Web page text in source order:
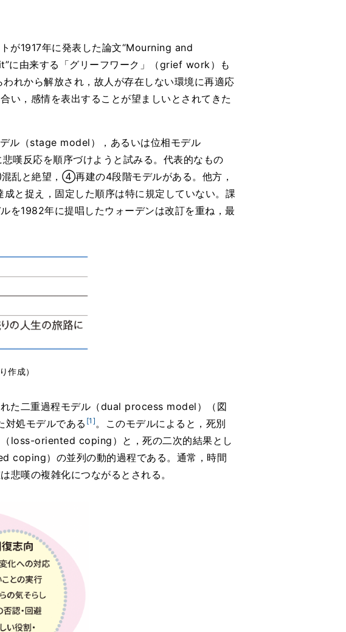
が1917年に発表した論文“Mourning and
に由来する「グリーフワーク」（grief work）も
れから解放され，故人が存在しない環境に再適応
い，感情を表出することが望ましいとされてきた
ル（stage model），あるいは位相モデル
嘆反応を順序づけようと試みる。代表的なもの
と絶望，④再建の4段階モデルがある。他方，
と捉え，固定した順序は特に規定していない。課
を1982年に提唱したウォーデンは改訂を重ね，最
作成）
た二重過程モデル（dual process model）（図
対処モデルである [1]。このモデルによると，死別
loss-oriented coping）と，死の二次的結果とし
coping）の並列の動的過程である。通常，時間
悲嘆の複雑化につながるとされる。